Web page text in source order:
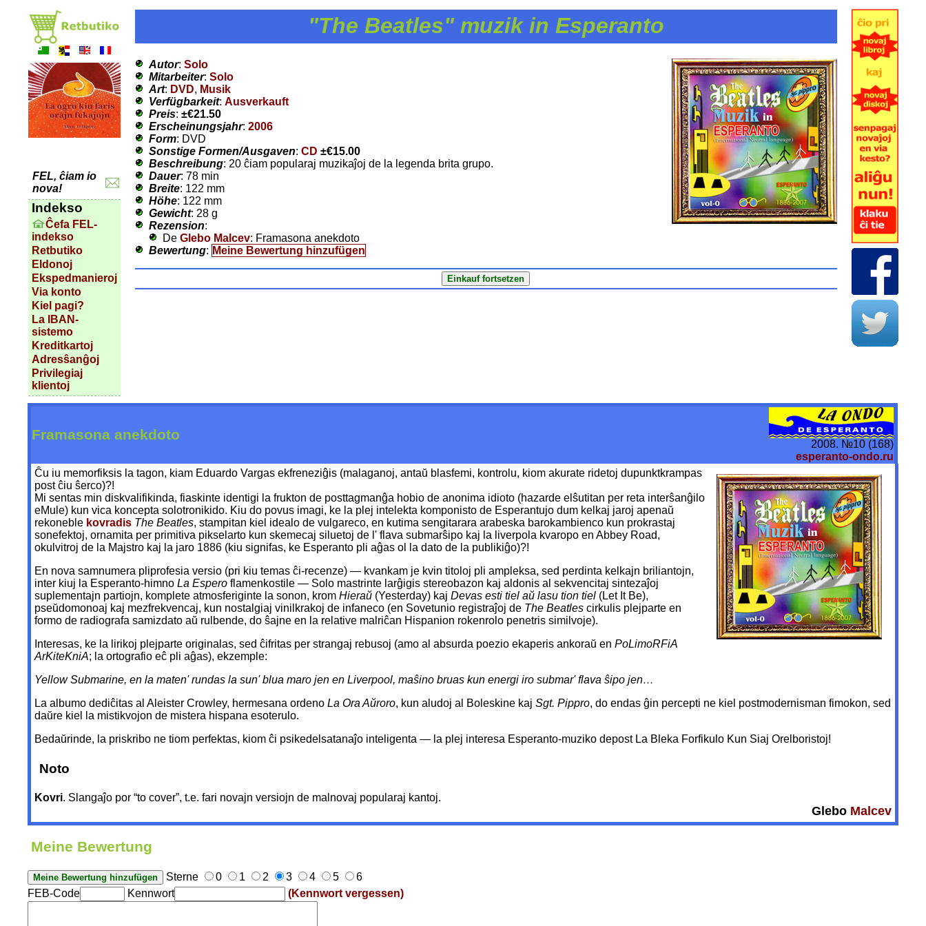
FEL, ĉiam io
nova!
Indekso
Ĉefa FEL-
indekso
Retbutiko
Eldonoj
Ekspedmanieroj
Via konto
Kiel pagi?
La IBAN-
sistemo
Kreditkartoj
Adresŝanĝoj
Privilegiaj
klientoj
"The Beatles" muzik in Esperanto
Autor: Solo
Mitarbeiter: Solo
Art: DVD, Musik
Verfügbarkeit: Ausverkauft
Preis: ±€21.50
Erscheinungsjahr: 2006
Form: DVD
Sonstige Formen/Ausgaven: CD ±€15.00
Beschreibung: 20 ĉiam popularaj muzikaĵoj de la legenda brita grupo.
Dauer: 78 min
Breite: 122 mm
Höhe: 122 mm
Gewicht: 28 g
Rezension:
De Glebo Malcev: Framasona anekdoto
Bewertung: Meine Bewertung hinzufügen
Framasona anekdoto
2008. №10 (168)
esperanto-ondo.ru
Ĉu iu memorfiksis la tagon, kiam Eduardo Vargas ekfreneziĝis (malaganoj, antaŭ blasfemi, kontrolu, kiom akurate ridetoj dupunktkrampas
post ĉiu ŝerco)?!
Mi sentas min diskvalifikinda, fiaskinte identigi la frukton de posttagmanĝa hobio de anonima idioto (hazarde elŝutitan per reta interŝanĝilo
eMule) kun vica koncepta solotronikido. Kiu do povus imagi, ke la plej intelekta komponisto de Esperantujo dum kelkaj jaroj apenaŭ
rekoneble kovradis The Beatles, stampitan kiel idealo de vulgareco, en kutima sengitarara arabeska barokambienco kun prokrastaj
sonefektoj, ornamita per primitiva pikselarto kun skemecaj siluetoj de l' flava submarŝipo kaj la liverpola kvaropo en Abbey Road,
okulvitroj de la Majstro kaj la jaro 1886 (kiu signifas, ke Esperanto pli aĝas ol la dato de la publikiĝo)?!
En nova samnumera pliprofesia versio (pri kiu temas ĉi-recenze) — kvankam je kvin titoloj pli ampleksa, sed perdinta kelkajn briliantojn,
inter kiuj la Esperanto-himnoLa Espero flamenkostile — Solo mastrinte larĝigis stereobazon kaj aldonis al sekvencitaj sintezaĵoj
suplementajn partiojn, komplete atmosferiginte la sonon, kromHieraŭ (Yesterday) kajDevas esti tiel aŭ lasu tion tiel (Let It Be),
pseŭdomonoaj kaj mezfrekvencaj, kun nostalgiaj vinilkrakoj de infaneco (en Sovetunio registraĵoj de The Beatles cirkulis plejparte en
formo de radiografa samizdato aŭ rulbende, do ŝajne en la relative malriĉan Hispanion rokenrolo penetris similvoje).
Interesas, ke la lirikoj plejparte originalas, sed ĉifritas per strangaj rebusoj (amo al absurda poezio ekaperis ankoraŭ enPoLimoRFiA
ArKiteKniA; la ortografio eĉ pli aĝas), ekzemple:
Yellow Submarine, en la maten' rundas la sun' blua maro jen en Liverpool, maŝino bruas kun energi iro submar' flava ŝipo jen…
La albumo dediĉitas al Aleister Crowley, hermesana ordenoLa Ora Aŭroro, kun aludoj al Boleskine kajSgt. Pippro, do endas ĝin percepti ne kiel postmodernisman fimokon, sed
daŭre kiel la mistikvojon de mistera hispana esoterulo.
Bedaŭrinde, la priskribo ne tiom perfektas, kiom ĉi psikedelsatanaĵo inteligenta — la plej interesa Esperanto-muziko depost La Bleka Forfikulo Kun Siaj Orelboristoj!
Noto
Kovri. Slangaĵo por “to cover”, t.e. fari novajn versiojn de malnovaj popularaj kantoj.
Glebo Malcev
Meine Bewertung
Sterne 0 1 2 3 4 5
6
FEB-Code
Kennwort (Kennwort vergessen)